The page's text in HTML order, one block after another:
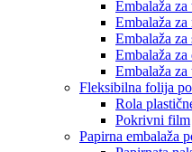
Embalaža
Embalaža
Embalaža za
Embalaža za
Embalaža za
Fleksibilna folija
Rola
Pokrivni film
Papirna embalaža